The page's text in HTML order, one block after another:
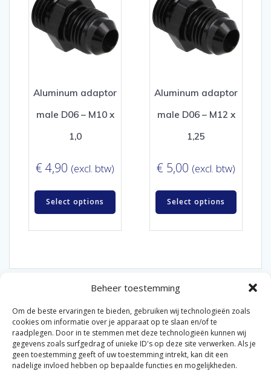
Beheer toestemming
Om de beste ervaringen te bieden, gebruiken wij technologieën zoals
cookies om informatie over je apparaat op te slaan en/of te
raadplegen. Door in te stemmen met deze technologieën kunnen wij
gegevens zoals surfgedrag of unieke ID's op deze site verwerken. Als je
geen toestemming geeft of uw toestemming intrekt, kan dit een
nadelige invloed hebben op bepaalde functies en mogelijkheden.
Aluminum adaptor
male D06 – M10 x
1,0
€ 4,90 (excl. btw)
Select options
Aluminum adaptor
male D06 – M12 x
1,25
€ 5,00 (excl. btw)
Select options
© 2026 Van der Bel Las en Radiateurenbedrijf.